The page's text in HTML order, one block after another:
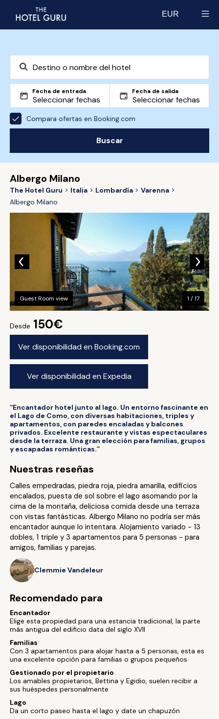
EUR
Fecha de entrada Fecha de salida
Compara ofertas en Booking.com
Buscar
Albergo Milano
The Hotel Guru Italia Lombardía
Varenna
Albergo Milano
Desde 150€
Ver disponibilidad en Booking.com
Ver disponibilidad en Expedia
Guest Room view 1 / 17
“Encantador hotel junto al lago. Un entorno fascinante en
el Lago de Como, con diversas habitaciones, triples y
apartamentos, con paredes encaladas y balcones
privados. Excelente restaurante y vistas espectaculares
desde la terraza. Una gran elección para familias, grupos
y escapadas románticas.”
Nuestras reseñas
Calles empedradas, piedra roja, piedra amarilla, edificios
encalados, puesta de sol sobre el lago asomando por la
cima de la montaña, deliciosa comida desde una terraza
con vistas fantásticas. Albergo Milano no podría ser más
encantador aunque lo intentara. Alojamiento variado - 13
dobles, 1 triple y 3 apartamentos para 5 personas - para
amigos, familias y parejas.
Clemmie Vandeleur
Recomendado para
Encantador
Elige esta propiedad para una estancia tradicional, la parte
más antigua del edificio data del siglo XVII
Familias
Con 3 apartamentos para alojar hasta a 5 personas, esta es
una excelente opción para familias o grupos pequeños
Gestionado por el propietario
Los amables propietarios, Bettina y Egidio, suelen recibir a
sus huéspedes personalmente
Lago
Da un corto paseo hasta el lago y date un chapuzón